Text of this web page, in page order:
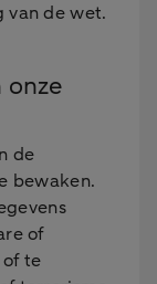
van de wet.
onze
de
bewaken.
of
te